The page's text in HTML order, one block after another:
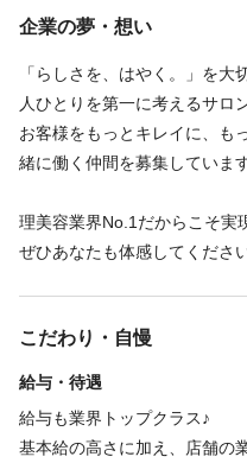
勤務時間
週3回 週4回 週5回 シフト制
08:30〜19:00
※店舗により異なる
※4h～相談OK
休日
シフト制 / 応相談
他社を経験したあなたにこそ
プラージュの「高い給与水準
これまでの経験・スキルを正
そして、残業はほぼなく、自
か？
～チームでの成功を全員で目
スタッフ一人ひとりに負担を
プレッシャーを感じることな
た高い収入を得られる安心の
企業の夢・想い
「らしさを、はやく。」を
人ひとりを第一に考えるサロ
お客様をもっとキレイに、も
緒に働く仲間を募集していま
理美容業界No.1だからこそ実
ぜひあなたも体感してくださ
こだわり・自慢
給与・待遇
給与も業界トップクラス♪
基本給の高さに加え、店舗の